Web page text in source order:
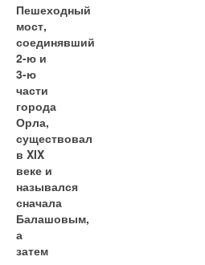
Пешеходный
мост,
соединявший
2-ю и
3-ю
части
города
Орла,
существовал
в XIX
веке и
назывался
сначала
Балашовым,
а
затем